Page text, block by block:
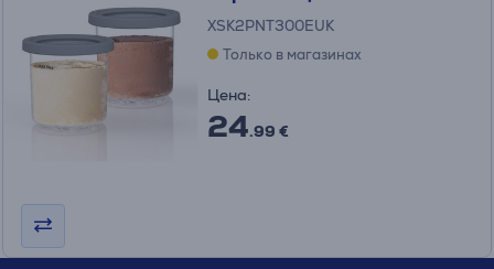
XSK2PNT300EUK
Только в магазинах
Цена:
24.99 €